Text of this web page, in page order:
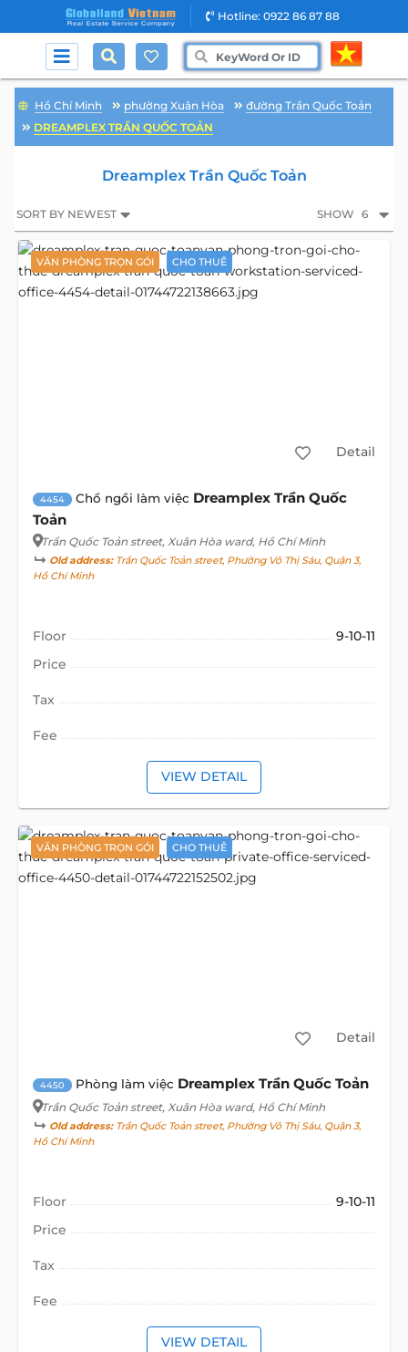
Hotline: 0922 86 87 88
Hồ Chí Minh phường Xuân Hòa
đường Trần Quốc Toản
DREAMPLEX TRẦN QUỐC TOẢN
Dreamplex Trần Quốc Toản
SORT BY NEWEST SHOW 6
VĂN PHÒNG TRỌN GÓI CHO THUÊ
Detail
4454 Chổ ngồi làm việc Dreamplex Trần Quốc
Toản
Trần Quốc Toản street, Xuân Hòa ward, Hồ Chí Minh
Old address:Trần Quốc Toản street, Phường Võ Thị Sáu, Quận 3,
Hồ Chí Minh
Floor
9-10-11
Price
Tax
Fee
VIEW DETAIL
VĂN PHÒNG TRỌN GÓI CHO THUÊ
Detail
4450 Phòng làm việc Dreamplex Trần Quốc Toản
Trần Quốc Toản street, Xuân Hòa ward, Hồ Chí Minh
Old address:Trần Quốc Toản street, Phường Võ Thị Sáu, Quận 3,
Hồ Chí Minh
Floor
9-10-11
Price
Tax
Fee
VIEW DETAIL